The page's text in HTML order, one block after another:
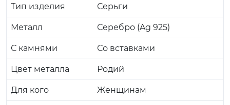
Тип изделия Серьги
Металл Серебро (Ag 925)
С камнями Со вставками
Цвет металла Родий
Для кого Женщинам